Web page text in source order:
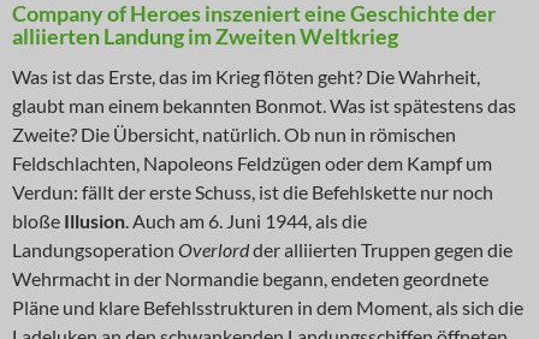
Company of Heroes inszeniert eine Geschichte der
alliierten Landung im Zweiten Weltkrieg
Was ist das Erste, das im Krieg flöten geht? Die Wahrheit,
glaubt man einem bekannten Bonmot. Was ist spätestens das
Zweite? Die Übersicht, natürlich. Ob nun in römischen
Feldschlachten, Napoleons Feldzügen oder dem Kampf um
Verdun: fällt der erste Schuss, ist die Befehlskette nur noch
bloße Illusion. Auch am 6. Juni 1944, als die
Landungsoperation Overlordder alliierten Truppen gegen die
Wehrmacht in der Normandie begann, endeten geordnete
Pläne und klare Befehlsstrukturen in dem Moment, als sich die